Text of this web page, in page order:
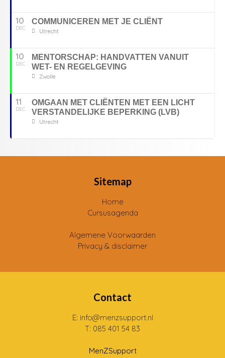
10
DEC
COMMUNICEREN MET JE CLIËNT
Utrecht
10
DEC
MENTORSCHAP: HANDVATTEN VANUIT
WET- EN REGELGEVING
Zwolle
11
DEC
OMGAAN MET CLIËNTEN MET EEN LICHT
VERSTANDELIJKE BEPERKING (LVB)
Utrecht
Sitemap
Home
Cursusagenda
Algemene Voorwaarden
Privacy & disclaimer
Contact
E: info@menzsupport.nl
T: 085 401 54 83
MenZSupport